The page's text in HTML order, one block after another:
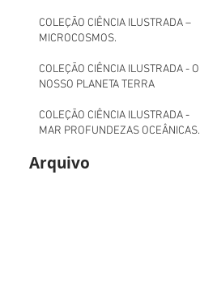
COLEÇÃO CIÊNCIA ILUSTRADA –
MICROCOSMOS.
COLEÇÃO CIÊNCIA ILUSTRADA - O
NOSSO PLANETA TERRA
COLEÇÃO CIÊNCIA ILUSTRADA -
MAR PROFUNDEZAS OCEÂNICAS.
Arquivo